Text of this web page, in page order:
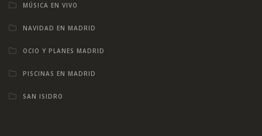
MÚSICA EN VIVO
NAVIDAD EN MADRID
OCIO Y PLANES MADRID
PISCINAS EN MADRID
SAN ISIDRO